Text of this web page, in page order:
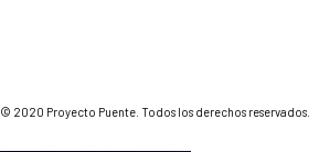
© 2020 Proyecto Puente. Todos los derechos reservados.